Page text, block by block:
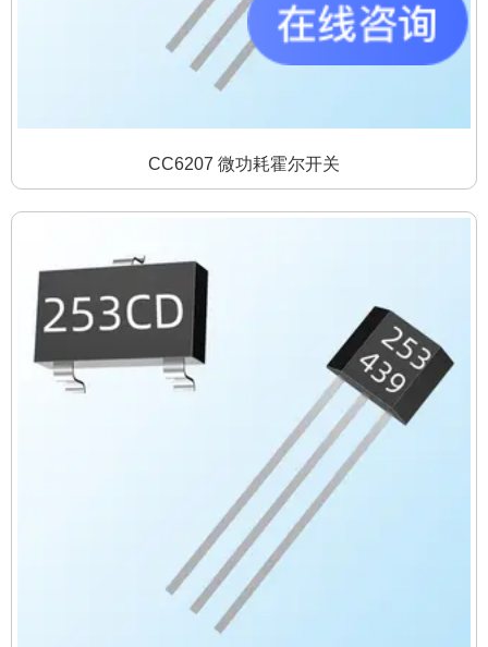
CC6207 微功耗霍尔开关